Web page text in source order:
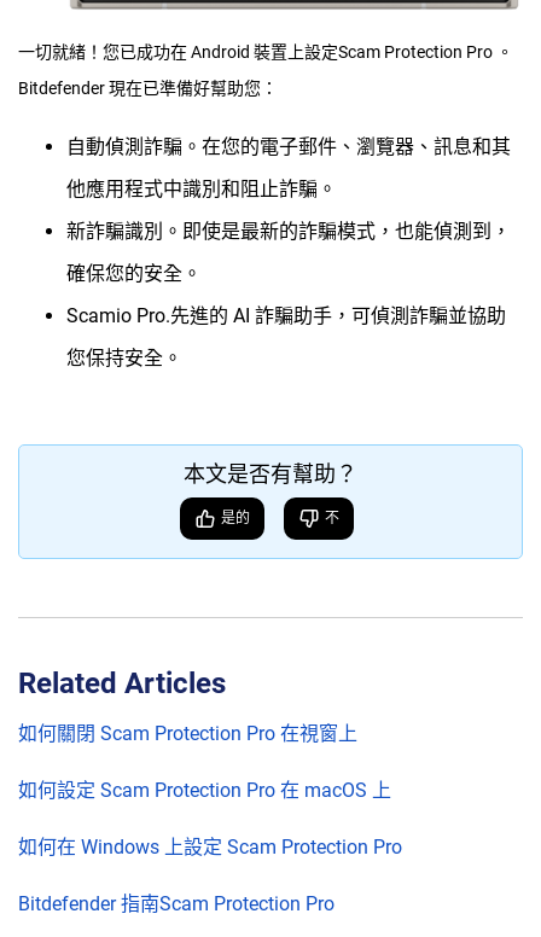
一切就緒！您已成功在 Android 裝置上設定Scam Protection Pro 。
Bitdefender 現在已準備好幫助您：
自動偵測詐騙。在您的電子郵件、瀏覽器、訊息和其
他應用程式中識別和阻止詐騙。
新詐騙識別。即使是最新的詐騙模式，也能偵測到，
確保您的安全。
Scamio Pro.先進的 AI 詐騙助手，可偵測詐騙並協助
您保持安全。
本文是否有幫助？
是的 不
Related Articles
如何關閉 Scam Protection Pro 在視窗上
如何設定 Scam Protection Pro 在 macOS 上
如何在 Windows 上設定 Scam Protection Pro
Bitdefender 指南Scam Protection Pro